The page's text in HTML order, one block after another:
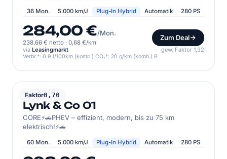
36 Mon. 5.000 km/J Plug-In Hybrid Automatik 280 PS
284,00 €/Mon.
238,66 € netto · 0,68 €/km
Zum Deal
via Leasingmarkt gew. Faktor 1,32
Verbr.*: 0.9 l/100km (komb.) CO₂*: 20 g/km (komb.) B
Faktor0,70
LYNK & CO
Lynk & Co 01
CORE⚡️🚗PHEV – effizient, modern, bis zu 75 km
elektrisch!⚡️🚗
60 Mon. 5.000 km/J Plug-In Hybrid Automatik 280 PS